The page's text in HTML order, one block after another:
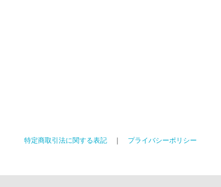
特定商取引法に関する表記 ｜ プライバシーポリシー